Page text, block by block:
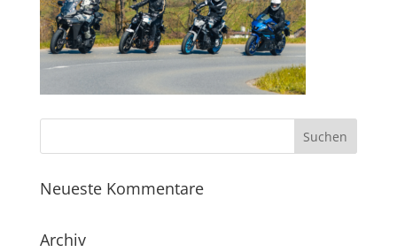
Neueste Kommentare
Archiv